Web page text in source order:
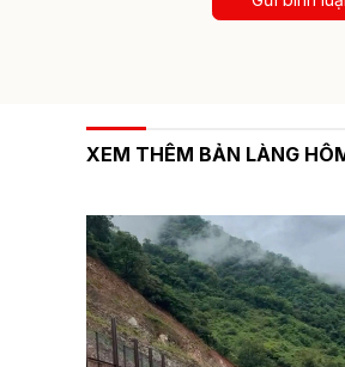
XEM THÊM BẢN LÀNG